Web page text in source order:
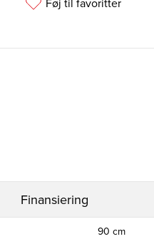
Finansiering
90 cm